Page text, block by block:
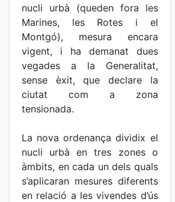
nucli urbà (queden fora les
Marines, les Rotes i el
Montgó), mesura encara
vigent, i ha demanat dues
vegades a la Generalitat,
sense èxit, que declare la
ciutat com a zona
tensionada.
La nova ordenança dividix el
nucli urbà en tres zones o
àmbits, en cada un dels quals
s’aplicaran mesures diferents
en relació a les vivendes d’ús